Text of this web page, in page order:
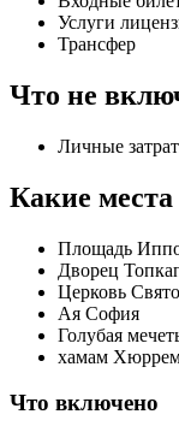
Услуги
Трансфер
Что не
Личные
Какие
Площадь
Дворец
Церковь
Ая София
Голубая
хамам
Что включено